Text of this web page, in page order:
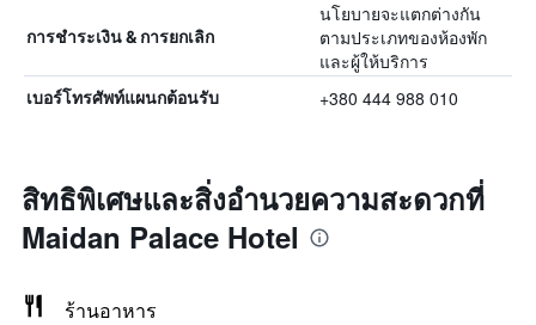
การชำระเงิน & การยกเลิก
นโยบายจะแตกต่างกัน
ตามประเภทของห้องพัก
และผู้ให้บริการ
เบอร์โทรศัพท์แผนกต้อนรับ +380 444 988 010
สิทธิพิเศษและสิ่งอำนวยความสะดวกที่
Maidan Palace Hotel
ร้านอาหาร